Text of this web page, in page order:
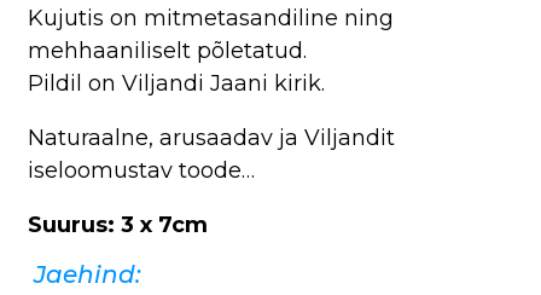
Kujutis on mitmetasandiline ning
mehhaaniliselt põletatud.
Pildil on Viljandi Jaani kirik.
Naturaalne, arusaadav ja Viljandit
iseloomustav toode…
Suurus: 3 x 7cm
Jaehind: